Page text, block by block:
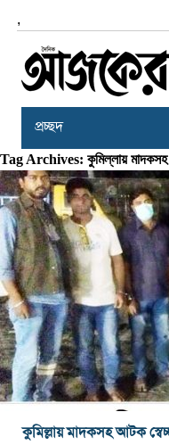
,
প্রচ্ছদ
Tag Archives: কুমিল্লায় মাদকসহ
কুমিল্লায় মাদকসহ আটক